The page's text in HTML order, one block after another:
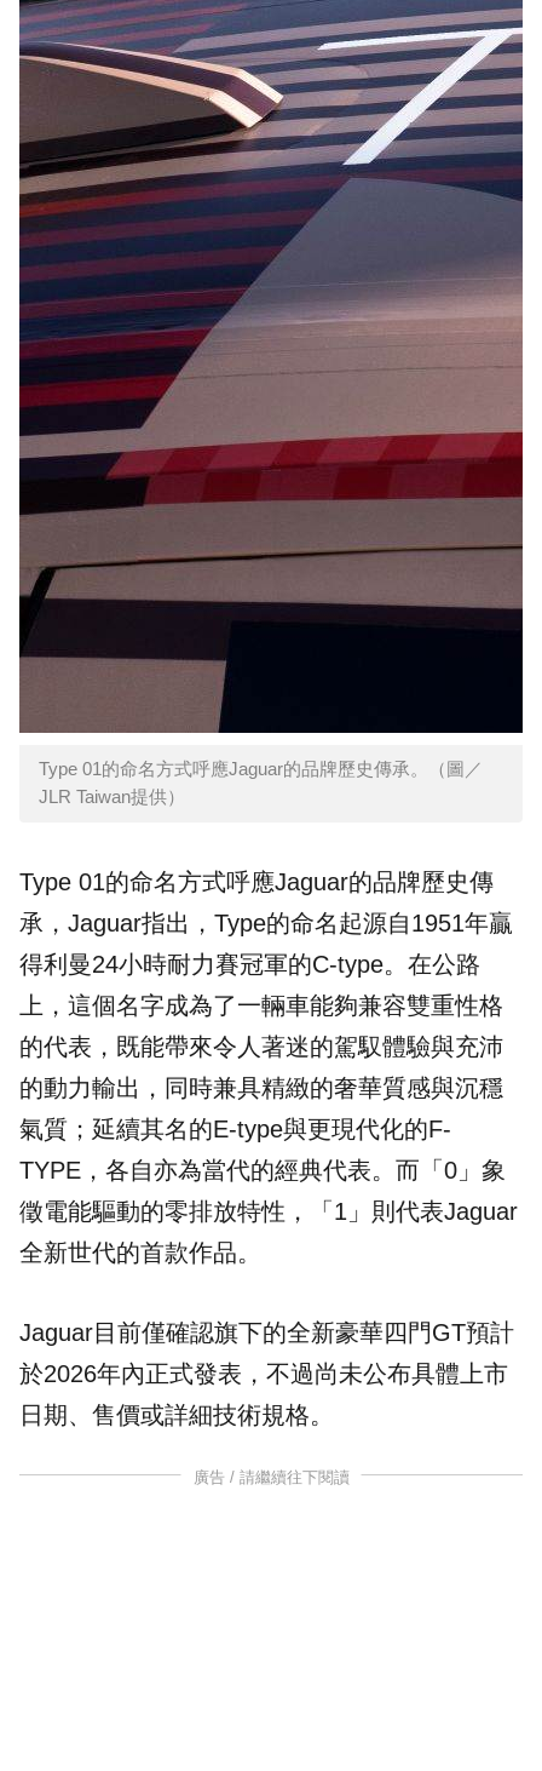
Type 01的命名方式呼應Jaguar的品牌歷史傳承。（圖／
JLR Taiwan提供）
Type 01的命名方式呼應Jaguar的品牌歷史傳
承，Jaguar指出，Type的命名起源自1951年贏
得利曼24小時耐力賽冠軍的C-type。在公路
上，這個名字成為了一輛車能夠兼容雙重性格
的代表，既能帶來令人著迷的駕馭體驗與充沛
的動力輸出，同時兼具精緻的奢華質感與沉穩
氣質；延續其名的E-type與更現代化的F-
TYPE，各自亦為當代的經典代表。而「0」象
徵電能驅動的零排放特性，「1」則代表Jaguar
全新世代的首款作品。
Jaguar目前僅確認旗下的全新豪華四門GT預計
於2026年內正式發表，不過尚未公布具體上市
日期、售價或詳細技術規格。
廣告 / 請繼續往下閱讀